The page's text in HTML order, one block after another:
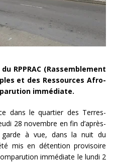
RPPRAC (Rassemblement
et des Ressources Afro-
immédiate.
dans le quartier des Terres-
28 novembre en fin d’après-
à vue, dans la nuit du
mis en détention provisoire
immédiate le lundi 2